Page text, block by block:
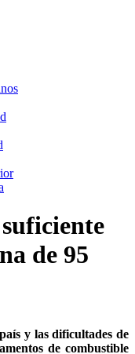
de 95
y las dificultades de
de combustible